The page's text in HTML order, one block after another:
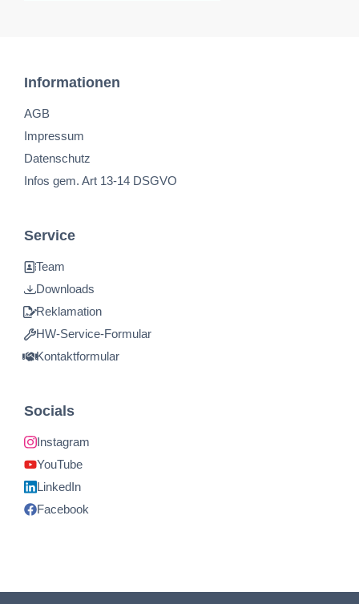
Informationen
AGB
Impressum
Datenschutz
Infos gem. Art 13-14 DSGVO
Service
Team
Downloads
Reklamation
HW-Service-Formular
Kontaktformular
Socials
Instagram
YouTube
LinkedIn
Facebook